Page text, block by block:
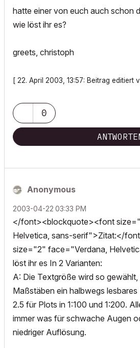
hatte einer von euch auch schon
wie löst ihr es?
greets, christoph
[ 22. April 2003, 13:57: Beitrag editiert
0
Anonymous
‎2003-04-22 03:33 PM
</font><blockquote><font
Helvetica, sans-serif">Zitat:</
size="2" face="Verdana,
löst ihr es In 2 Varianten:
A: Die Textgröße wird so gewählt,
Maßstäben ein halbwegs lesbares
2.5 für Plots in 1:100 und 1:200.
immer was für schwache Augen
niedriger Auflösung.